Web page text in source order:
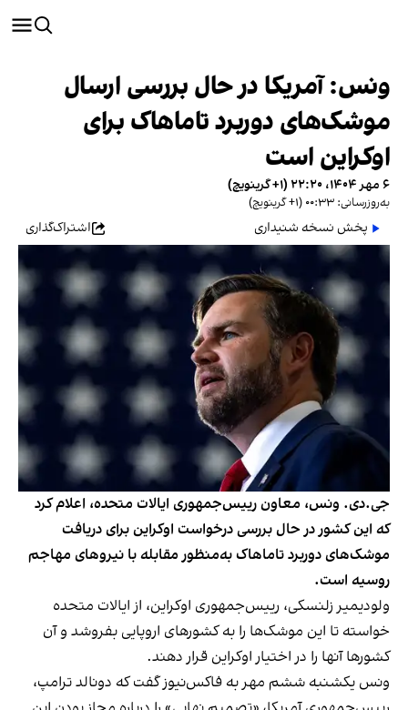
ونس: آمریکا در حال بررسی ارسال
موشک‌های دوربرد تاماهاک برای
اوکراین است
۶ مهر ۱۴۰۴، ۲۲:۲۰ (‎+۱ گرینویچ)
به‌روزرسانی: ۰۰:۳۳ (‎+۱ گرینویچ)
پخش نسخه شنیداری اشتراک‌گذاری
جی.دی. ونس، معاون رییس‌جمهوری ایالات متحده، اعلام کرد
که این کشور در حال بررسی درخواست اوکراین برای دریافت
موشک‌های دوربرد تاماهاک به‌منظور مقابله با نیروهای مهاجم
روسیه است.
ولودیمیر زلنسکی، رییس‌جمهوری اوکراین، از ایالات متحده
خواسته تا این موشک‌ها را به کشورهای اروپایی بفروشد و آن
کشورها آنها را در اختیار اوکراین قرار دهند.
ونس یکشنبه ششم مهر به فاکس‌نیوز گفت که دونالد ترامپ،